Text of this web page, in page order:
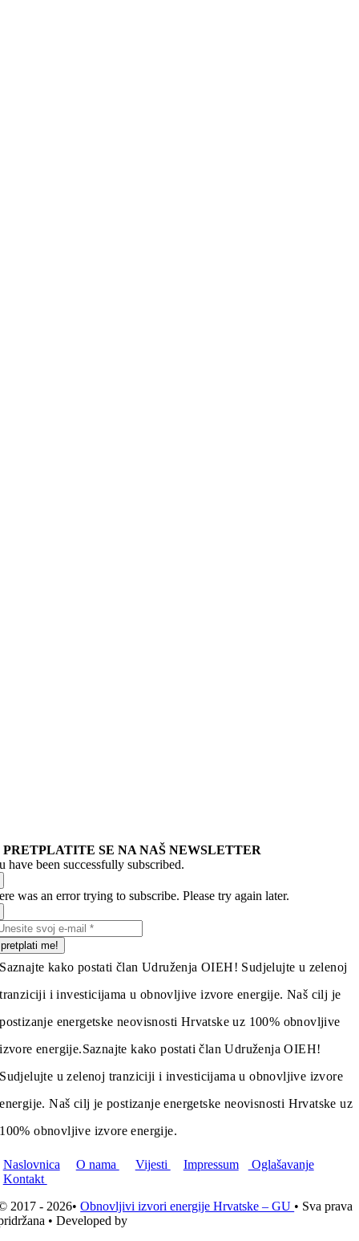
PRETPLATITE SE NA NAŠ NEWSLETTER
have been successfully subscribed.
was an error trying to subscribe. Please try again later.
pretplati me!
Saznajte kako postati član Udruženja OIEH! Sudjelujte u zelenoj
tranziciji i investicijama u obnovljive izvore energije. Naš cilj je
postizanje energetske neovisnosti Hrvatske uz 100% obnovljive
izvore energije.Saznajte kako postati član Udruženja OIEH!
Sudjelujte u zelenoj tranziciji i investicijama u obnovljive izvore
energije. Naš cilj je postizanje energetske neovisnosti Hrvatske uz
100% obnovljive izvore energije.
Naslovnica O nama Vijesti Impressum
Oglašavanje
Kontakt
2017 - 2026•Obnovljivi izvori energije Hrvatske – GU • Sva prava
• Developed by